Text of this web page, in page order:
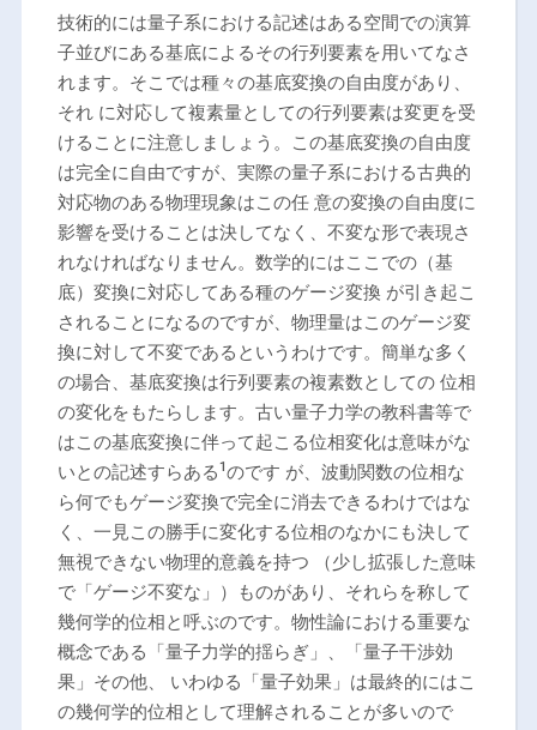
技術的には量子系における記述はある空間での演算
子並びにある基底によるその行列要素を用いてなさ
れます。そこでは種々の基底変換の自由度があり、
それ に対応して複素量としての行列要素は変更を受
けることに注意しましょう。この基底変換の自由度
は完全に自由ですが、実際の量子系における古典的
対応物のある物理現象はこの任 意の変換の自由度に
影響を受けることは決してなく、不変な形で表現さ
れなければなりません。数学的にはここでの（基
底）変換に対応してある種のゲージ変換 が引き起こ
されることになるのですが、物理量はこのゲージ変
換に対して不変であるというわけです。簡単な多く
の場合、基底変換は行列要素の複素数としての 位相
の変化をもたらします。古い量子力学の教科書等で
はこの基底変換に伴って起こる位相変化は意味がな
いとの記述すらある1のです が、波動関数の位相な
ら何でもゲージ変換で完全に消去できるわけではな
く、一見この勝手に変化する位相のなかにも決して
無視できない物理的意義を持つ （少し拡張した意味
で「ゲージ不変な」）ものがあり、それらを称して
幾何学的位相と呼ぶのです。物性論における重要な
概念である「量子力学的揺らぎ」、「量子干渉効
果」その他、 いわゆる「量子効果」は最終的にはこ
の幾何学的位相として理解されることが多いので